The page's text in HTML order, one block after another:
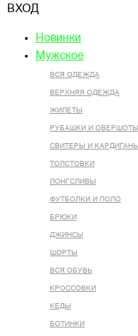
ВХОД
Новинки
Мужское
ВСЯ ОДЕЖДА
ВЕРХНЯЯ ОДЕЖДА
ЖИЛЕТЫ
РУБАШКИ И ОВЕРШОТЫ
СВИТЕРЫ И КАРДИГАНЫ
ТОЛСТОВКИ
ЛОНГСЛИВЫ
ФУТБОЛКИ И ПОЛО
БРЮКИ
ДЖИНСЫ
ШОРТЫ
ВСЯ ОБУВЬ
КРОССОВКИ
КЕДЫ
БОТИНКИ